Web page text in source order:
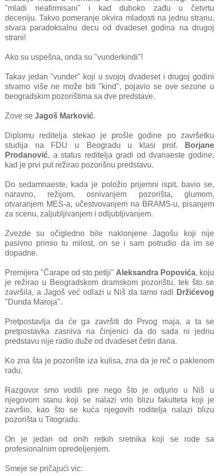
"mladi neafirmisani" i kad duboko zađu u četvrtu
deceniju.Takvo pomeranje okvira mladosti na jednu stranu,
stvara paradoksalnu decu od dvadeset godina na drugoj
strani!
Ako su uspešna, onda su "vunderkindi"!
Takav jedan "vunder" koji u svojoj dvadeset i drugoj godini
stvarno više ne može biti "kind", pojavio se ove sezone u
beogradskim pozorištima sa dve predstave.
Zove se Jagoš Marković.
Diplomu reditelja stekao je prošle godine po završetku
studija na FDU u Beogradu u klasi prof.
Borjane
Prodanović, a status reditelja gradi od dvanaeste godine,
kad je prvi put režirao pozorišnu predstavu.
Do sedamnaeste, kada je položio prijemni ispit, bavio se,
naravno, režijom, osnivanjem pozorišta, glumom,
otvaranjem MES-a, učestvovanjem na BRAMS-u, pisanjem
za scenu, zaljubljivanjem i odljubljivanjem.
Zvezde su očigledno bile naklonjene Jagošu koji nije
pasivno primio tu milost, on se i sam potrudio da im se
dopadne.
Premijera "Čarape od sto petlji" Aleksandra Popovića, koju
je režirao u Beogradskom dramskom pozorištu, tek što se
završila, a Jagoš već odlazi u Niš da tamo radi Držićevog
"Dunda Maroja".
Pretpostavlja da će ga završiti do Prvog maja, a ta se
pretpostavka zasniva na činjenici da do sada ni jednu
predstavu nije radio duže od dvadeset četiri dana.
Ko zna šta je pozorište iza kulisa, zna da je reč o paklenom
radu.
Razgovor smo vodili pre nego što je odjurio u Niš u
njegovom stanu koji se nalazi vrlo blizu fakulteta koji je
završio, kao što se kuća njegovih roditelja nalazi blizu
pozorišta u Titogradu.
On je jedan od onih retkih sretnika koji se rode sa
profesionalnim opredeljenjem.
Smeje se pričajući vic: